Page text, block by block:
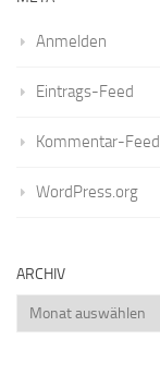
Anmelden
Eintrags-Feed
Kommentar-Feed
WordPress.org
ARCHIV
Archiv